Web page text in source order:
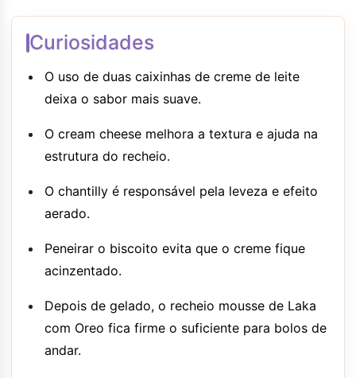
Curiosidades
O uso de duas caixinhas de creme de leite
deixa o sabor mais suave.
O cream cheese melhora a textura e ajuda na
estrutura do recheio.
O chantilly é responsável pela leveza e efeito
aerado.
Peneirar o biscoito evita que o creme fique
acinzentado.
Depois de gelado, o recheio mousse de Laka
com Oreo fica firme o suficiente para bolos de
andar.